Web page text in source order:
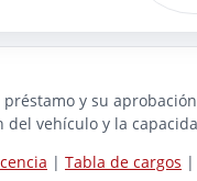
y su
del vehículo y la
| Tabla de cargos |